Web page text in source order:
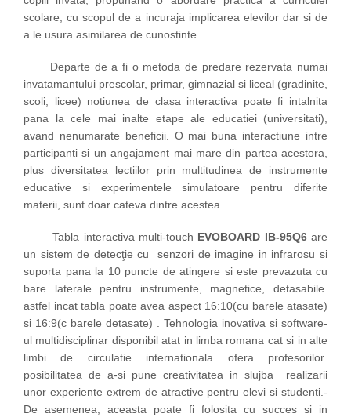
scolare, cu scopul de a incuraja implicarea elevilor dar si de
a le usura asimilarea de cunostinte.
Departe de a fi o metoda de predare rezervata numai
invatamantului prescolar, primar, gimnazial si liceal (gradinite,
scoli, licee) notiunea de clasa interactiva poate fi intalnita
pana la cele mai inalte etape ale educatiei (universitati),
avand nenumarate beneficii. O mai buna interactiune intre
participanti si un angajament mai mare din partea acestora,
plus diversitatea lectiilor prin multitudinea de instrumente
educative si experimentele simulatoare pentru diferite
materii, sunt doar cateva dintre acestea.
Tabla interactiva multi-touch EVOBOARD IB-95Q6are
un sistem de detecţie cu senzori de imagine in infrarosu si
suporta pana la 10 puncte de atingere si este prevazuta cu
bare laterale pentru instrumente, magnetice, detasabile.
astfel incat tabla poate avea aspect 16:10(cu barele atasate)
si 16:9(c barele detasate) . Tehnologia inovativa si software-
ul multidisciplinar disponibil atat in limba romana cat si in alte
limbi de circulatie internationala ofera profesorilor
posibilitatea de a-si pune creativitatea in slujba realizarii
unor experiente extrem de atractive pentru elevi si studenti.­­
De asemenea, aceasta poate fi folosita cu succes si in